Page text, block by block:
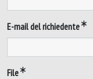
E-mail del richiedente
File